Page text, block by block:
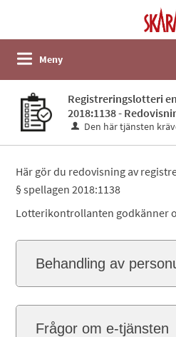
Meny
Registreringslotteri
2018:1138 -
Den här tjänsten
Här gör du redovisning av
§ spellagen 2018:1138
Lotterikontrollanten godkänner
Behandling av
Frågor om e-tjänsten